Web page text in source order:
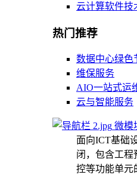
云计算软件技
热门推荐
数据中心绿色
维保服务
AIO一站式运
云与智能服务
微模
面向ICT基础
闭，包含工程
控等功能单元